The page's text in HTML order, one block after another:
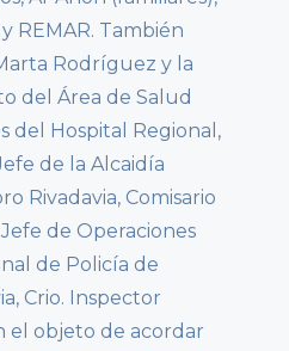
REMAR. También
Rodríguez y la
del Área de Salud
del Hospital Regional,
de la Alcaidía
Rivadavia, Comisario
de Operaciones
de Policía de
Crio. Inspector
el objeto de acordar